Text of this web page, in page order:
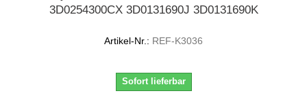
3D0254300CX 3D0131690J 3D0131690K
Artikel-Nr.: REF-K3036
Sofort lieferbar